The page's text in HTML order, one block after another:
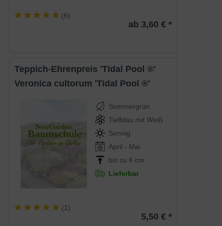
(6)
ab 3,60 € *
Teppich-Ehrenpreis 'Tidal Pool ®'
Veronica cultorum 'Tidal Pool ®'
Sommergrün
Tiefblau mit Weiß
Sonnig
April - Mai
bis zu 6 cm
Lieferbar
(1)
5,50 € *